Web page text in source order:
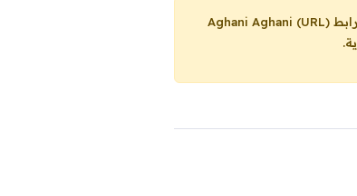
Aghani Aghani (URL)